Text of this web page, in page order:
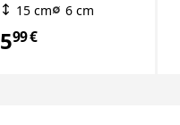
15 cm
6 cm
599 €